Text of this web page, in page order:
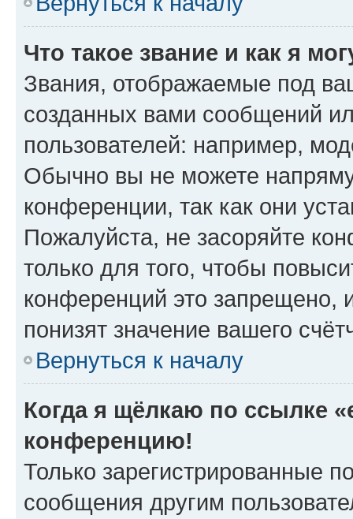
Что такое звание и как я
Звания, отображаемые под
созданных вами сообщений
пользователей: например,
Обычно вы не можете
конференции, так как они
Пожалуйста, не засоряйте
только для того, чтобы
конференций это запрещено,
понизят значение вашего
Вернуться к началу
Когда я щёлкаю по ссылке
конференцию!
Только зарегистрированные
сообщения другим